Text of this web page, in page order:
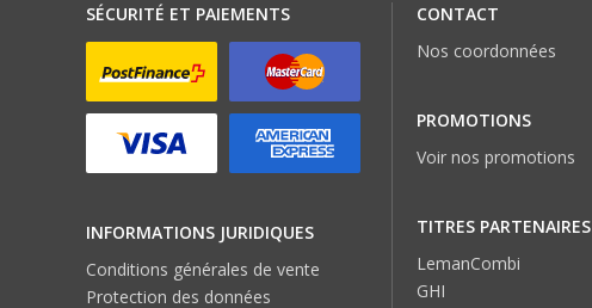
SÉCURITÉ ET PAIEMENTS
INFORMATIONS JURIDIQUES
Conditions générales de vente
Protection des données
CONTACT
Nos coordonnées
PROMOTIONS
Voir nos promotions
TITRES PARTENAIRES
LemanCombi
GHI